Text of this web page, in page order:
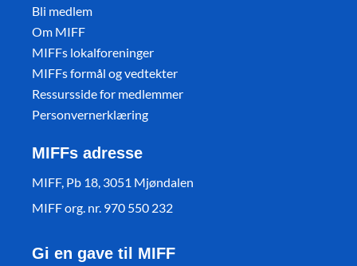
Bli medlem
Om MIFF
MIFFs lokalforeninger
MIFFs formål og vedtekter
Ressursside for medlemmer
Personvernerklæring
MIFFs adresse
MIFF, Pb 18, 3051 Mjøndalen
MIFF org. nr. 970 550 232
Gi en gave til MIFF